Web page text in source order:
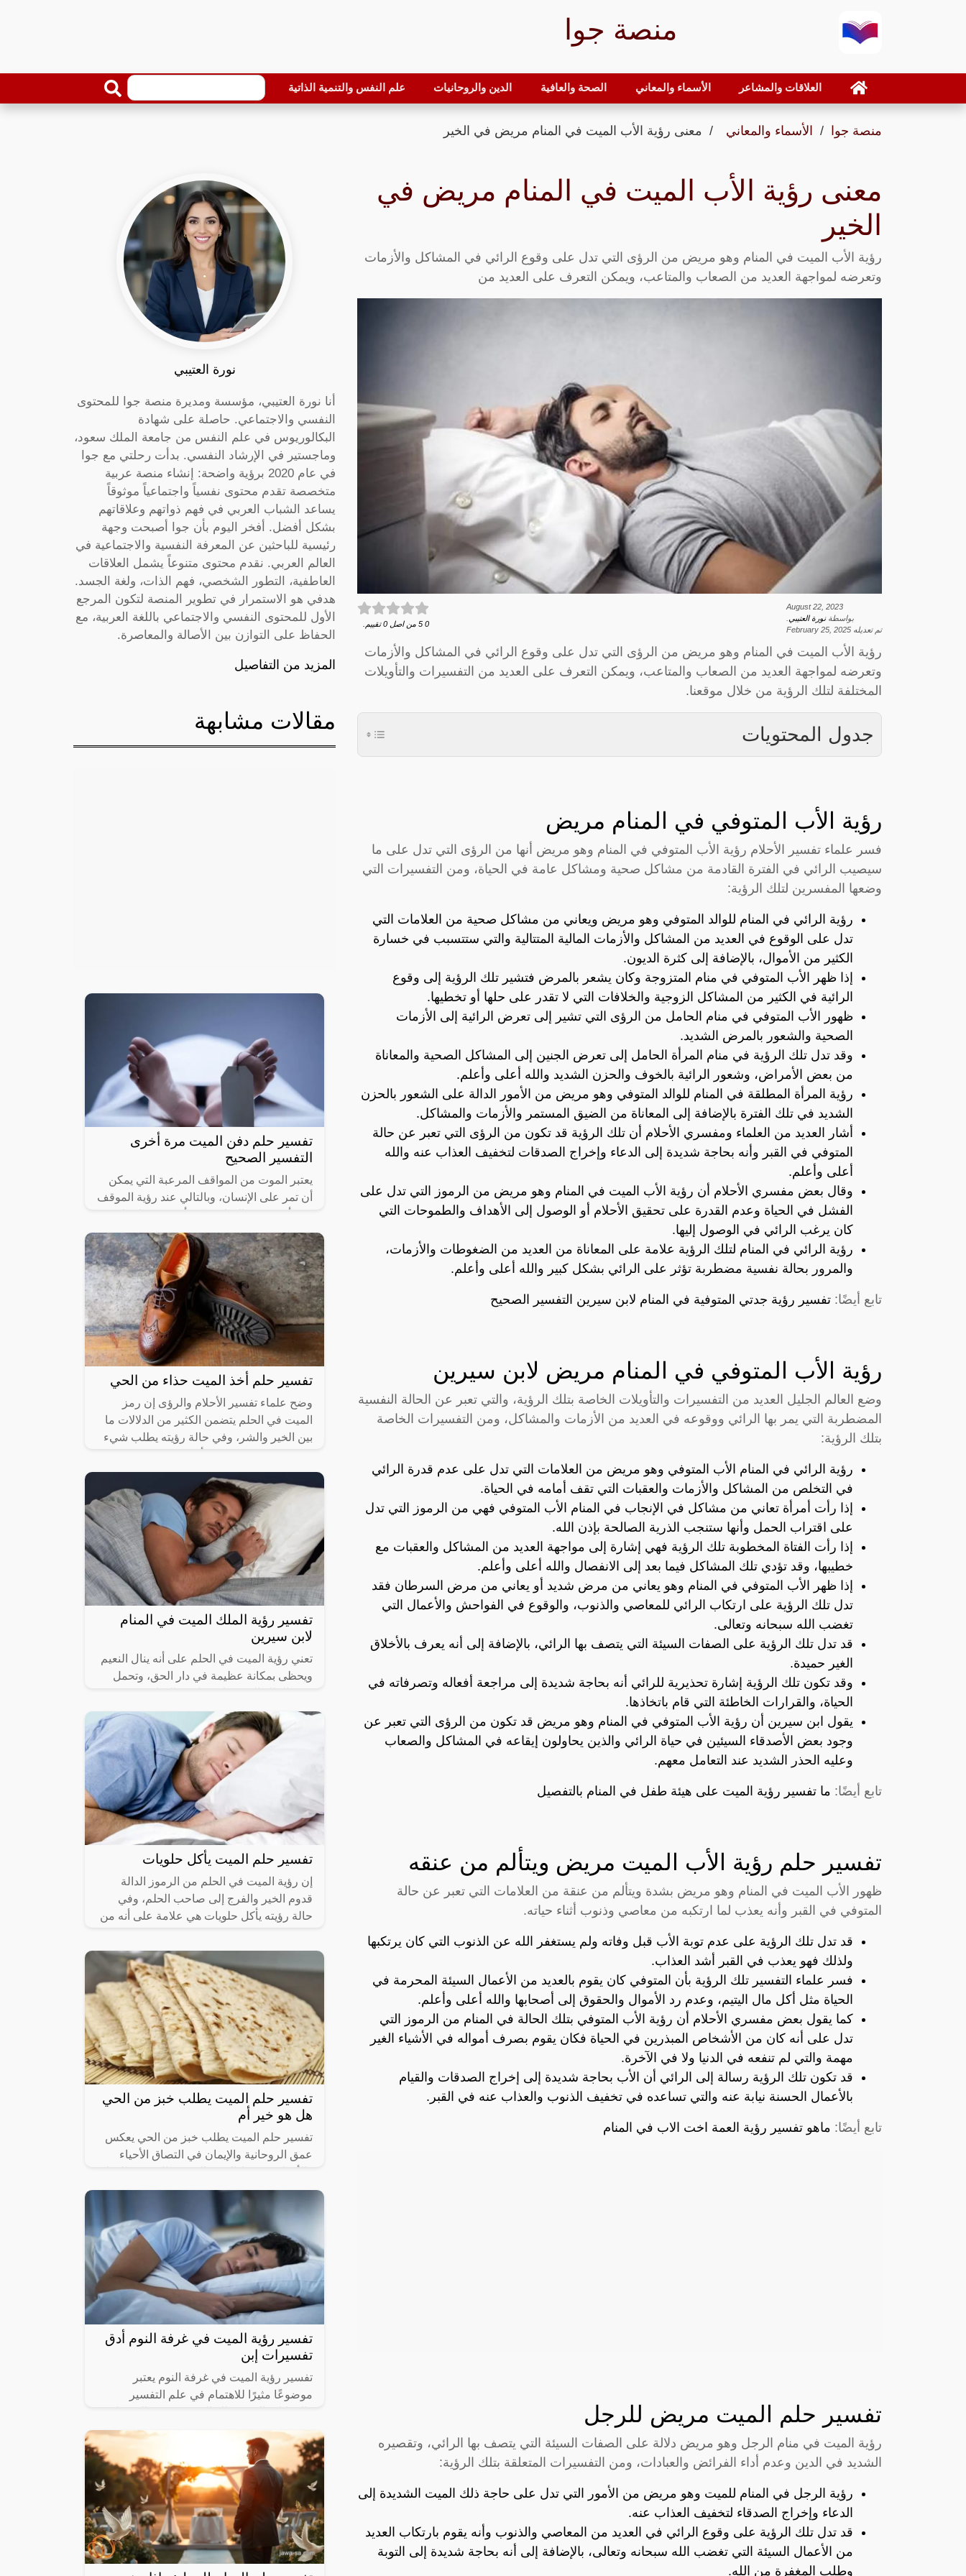
منصة جوا
العلاقات والمشاعر الأسماء والمعاني الصحة والعافية الدين والروحانيات علم النفس والتنمية الذاتية
منصة جوا الأسماء والمعاني معنى رؤية الأب الميت في المنام مريض في الخير
معنى رؤية الأب الميت في المنام مريض في
الخير
رؤية الأب الميت في المنام وهو مريض من الرؤى التي تدل على وقوع الرائي في المشاكل والأزمات
وتعرضه لمواجهة العديد من الصعاب والمتاعب، ويمكن التعرف على العديد من
August 22, 2023
بواسطةنورة العتيبي
تم تعديله February 25, 2025
0
5 من اصل 0 تقييم.
رؤية الأب الميت في المنام وهو مريض من الرؤى التي تدل على وقوع الرائي في المشاكل والأزمات
وتعرضه لمواجهة العديد من الصعاب والمتاعب، ويمكن التعرف على العديد من التفسيرات والتأويلات
المختلفة لتلك الرؤية من خلال موقعنا.
جدول المحتويات
رؤية الأب المتوفي في المنام مريض
فسر علماء تفسير الأحلام رؤية الأب المتوفي في المنام وهو مريض أنها من الرؤى التي تدل على ما
سيصيب الرائي في الفترة القادمة من مشاكل صحية ومشاكل عامة في الحياة، ومن التفسيرات التي
وضعها المفسرين لتلك الرؤية:
رؤية الرائي في المنام للوالد المتوفي وهو مريض ويعاني من مشاكل صحية من العلامات التي
تدل على الوقوع في العديد من المشاكل والأزمات المالية المتتالية والتي ستتسبب في خسارة
الكثير من الأموال، بالإضافة إلى كثرة الديون.
إذا ظهر الأب المتوفي في منام المتزوجة وكان يشعر بالمرض فتشير تلك الرؤية إلى وقوع
الرائية في الكثير من المشاكل الزوجية والخلافات التي لا تقدر على حلها أو تخطيها.
ظهور الأب المتوفي في منام الحامل من الرؤى التي تشير إلى تعرض الرائية إلى الأزمات
الصحية والشعور بالمرض الشديد.
وقد تدل تلك الرؤية في منام المرأة الحامل إلى تعرض الجنين إلى المشاكل الصحية والمعاناة
من بعض الأمراض، وشعور الرائية بالخوف والحزن الشديد والله أعلى وأعلم.
رؤية المرأة المطلقة في المنام للوالد المتوفي وهو مريض من الأمور الدالة على الشعور بالحزن
الشديد في تلك الفترة بالإضافة إلى المعاناة من الضيق المستمر والأزمات والمشاكل.
أشار العديد من العلماء ومفسري الأحلام أن تلك الرؤية قد تكون من الرؤى التي تعبر عن حالة
المتوفي في القبر وأنه بحاجة شديدة إلى الدعاء وإخراج الصدقات لتخفيف العذاب عنه والله
أعلى وأعلم.
وقال بعض مفسري الأحلام أن رؤية الأب الميت في المنام وهو مريض من الرموز التي تدل على
الفشل في الحياة وعدم القدرة على تحقيق الأحلام أو الوصول إلى الأهداف والطموحات التي
كان يرغب الرائي في الوصول إليها.
رؤية الرائي في المنام لتلك الرؤية علامة على المعاناة من العديد من الضغوطات والأزمات،
والمرور بحالة نفسية مضطربة تؤثر على الرائي بشكل كبير والله أعلى وأعلم.
تابع أيضًا: تفسير رؤية جدتي المتوفية في المنام لابن سيرين التفسير الصحيح
رؤية الأب المتوفي في المنام مريض لابن سيرين
وضع العالم الجليل العديد من التفسيرات والتأويلات الخاصة بتلك الرؤية، والتي تعبر عن الحالة النفسية
المضطربة التي يمر بها الرائي ووقوعه في العديد من الأزمات والمشاكل، ومن التفسيرات الخاصة
بتلك الرؤية:
رؤية الرائي في المنام الأب المتوفي وهو مريض من العلامات التي تدل على عدم قدرة الرائي
في التخلص من المشاكل والأزمات والعقبات التي تقف أمامه في الحياة.
إذا رأت أمرأة تعاني من مشاكل في الإنجاب في المنام الأب المتوفي فهي من الرموز التي تدل
على اقتراب الحمل وأنها ستنجب الذرية الصالحة بإذن الله.
إذا رأت الفتاة المخطوبة تلك الرؤية فهي إشارة إلى مواجهة العديد من المشاكل والعقبات مع
خطيبها، وقد تؤدي تلك المشاكل فيما بعد إلى الانفصال والله أعلى وأعلم.
إذا ظهر الأب المتوفي في المنام وهو يعاني من مرض شديد أو يعاني من مرض السرطان فقد
تدل تلك الرؤية على ارتكاب الرائي للمعاصي والذنوب، والوقوع في الفواحش والأعمال التي
تغضب الله سبحانه وتعالى.
قد تدل تلك الرؤية على الصفات السيئة التي يتصف بها الرائي، بالإضافة إلى أنه يعرف بالأخلاق
الغير حميدة.
وقد تكون تلك الرؤية إشارة تحذيرية للرائي أنه بحاجة شديدة إلى مراجعة أفعاله وتصرفاته في
الحياة، والقرارات الخاطئة التي قام باتخاذها.
يقول ابن سيرين أن رؤية الأب المتوفي في المنام وهو مريض قد تكون من الرؤى التي تعبر عن
وجود بعض الأصدقاء السيئين في حياة الرائي والذين يحاولون إيقاعه في المشاكل والصعاب
وعليه الحذر الشديد عند التعامل معهم.
تابع أيضًا: ما تفسير رؤية الميت على هيئة طفل في المنام بالتفصيل
تفسير حلم رؤية الأب الميت مريض ويتألم من عنقه
ظهور الأب الميت في المنام وهو مريض بشدة ويتألم من عنقة من العلامات التي تعبر عن حالة
المتوفي في القبر وأنه يعذب لما ارتكبه من معاصي وذنوب أثناء حياته.
قد تدل تلك الرؤية على عدم توبة الأب قبل وفاته ولم يستغفر الله عن الذنوب التي كان يرتكبها
ولذلك فهو يعذب في القبر أشد العذاب.
فسر علماء التفسير تلك الرؤية بأن المتوفي كان يقوم بالعديد من الأعمال السيئة المحرمة في
الحياة مثل أكل مال اليتيم، وعدم رد الأموال والحقوق إلى أصحابها والله أعلى وأعلم.
كما يقول بعض مفسري الأحلام أن رؤية الأب المتوفي بتلك الحالة في المنام من الرموز التي
تدل على أنه كان من الأشخاص المبذرين في الحياة فكان يقوم بصرف أمواله في الأشياء الغير
مهمة والتي لم تنفعه في الدنيا ولا في الآخرة.
قد تكون تلك الرؤية رسالة إلى الرائي أن الأب بحاجة شديدة إلى إخراج الصدقات والقيام
بالأعمال الحسنة نيابة عنه والتي تساعده في تخفيف الذنوب والعذاب عنه في القبر.
تابع أيضًا: ماهو تفسير رؤية العمة اخت الاب في المنام
تفسير حلم الميت مريض للرجل
رؤية الميت في منام الرجل وهو مريض دلالة على الصفات السيئة التي يتصف بها الرائي، وتقصيره
الشديد في الدين وعدم أداء الفرائض والعبادات، ومن التفسيرات المتعلقة بتلك الرؤية:
رؤية الرجل في المنام للميت وهو مريض من الأمور التي تدل على حاجة ذلك الميت الشديدة إلى
الدعاء وإخراج الصدقاء لتخفيف العذاب عنه.
قد تدل تلك الرؤية على وقوع الرائي في العديد من المعاصي والذنوب وأنه يقوم بارتكاب العديد
من الأعمال السيئة التي تغضب الله سبحانه وتعالى، بالإضافة إلى أنه بحاجة شديدة إلى التوبة
وطلب المغفرة من الله.
نورة العتيبي
أنا نورة العتيبي، مؤسسة ومديرة منصة جوا للمحتوى
النفسي والاجتماعي. حاصلة على شهادة
البكالوريوس في علم النفس من جامعة الملك سعود،
وماجستير في الإرشاد النفسي. بدأت رحلتي مع جوا
في عام 2020 برؤية واضحة: إنشاء منصة عربية
متخصصة تقدم محتوى نفسياً واجتماعياً موثوقاً
يساعد الشباب العربي في فهم ذواتهم وعلاقاتهم
بشكل أفضل. أفخر اليوم بأن جوا أصبحت وجهة
رئيسية للباحثين عن المعرفة النفسية والاجتماعية في
العالم العربي. نقدم محتوى متنوعاً يشمل العلاقات
العاطفية، التطور الشخصي، فهم الذات، ولغة الجسد.
هدفي هو الاستمرار في تطوير المنصة لتكون المرجع
الأول للمحتوى النفسي والاجتماعي باللغة العربية، مع
الحفاظ على التوازن بين الأصالة والمعاصرة.
المزيد من التفاصيل
مقالات مشابهة
تفسير حلم دفن الميت مرة أخرى
التفسير الصحيح
يعتبر الموت من المواقف المرعبة التي يمكن
أن تمر على الإنسان، وبالتالي عند رؤية الموقف
كبير للشخص ويشعره بالحزن والأسى،
تفسير حلم أخذ الميت حذاء من الحي
وضح علماء تفسير الأحلام والرؤى إن رمز
الميت في الحلم يتضمن الكثير من الدلالات ما
بين الخير والشر، وفي حالة رؤيته يطلب شيء
تفسير رؤية الملك الميت في المنام
لابن سيرين
تعني رؤية الميت في الحلم على أنه ينال النعيم
ويحظى بمكانة عظيمة في دار الحق، وتحمل
يحصل على الحظ السعيد والرزق الوفير خلال
تفسير حلم الميت يأكل حلويات
إن رؤية الميت في الحلم من الرموز الدالة
قدوم الخير والفرج إلى صاحب الحلم، وفي
حالة رؤيته يأكل حلويات هي علامة على أنه من
تفسير حلم الميت يطلب خبز من الحي
هل هو خير أم
تفسير حلم الميت يطلب خبز من الحي يعكس
عمق الروحانية والإيمان في التصاق الأحياء
والتغذية الروحية. يُظهر هذا الحلم
تفسير رؤية الميت في غرفة النوم أدق
تفسيرات إبن
تفسير رؤية الميت في غرفة النوم يعتبر
موضوعًا مثيرًا للاهتمام في علم التفسير
وتثير الأسئلة حول معانيها ودلالاتها.